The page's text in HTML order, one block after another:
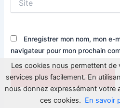
Enregistrer mon nom, mon e-
navigateur pour mon prochain
Les cookies nous permettent de
services plus facilement. En
nous donnez expressément votre
ces cookies. En savoir